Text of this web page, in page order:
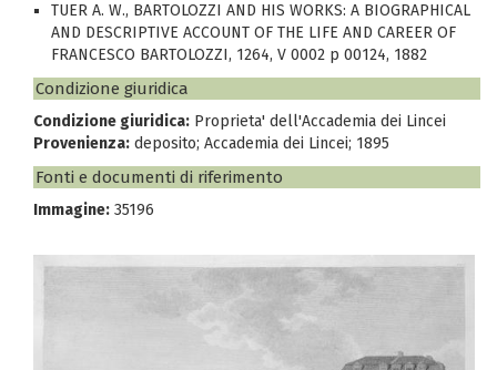
TUER A. W., BARTOLOZZI AND HIS WORKS: A BIOGRAPHICAL
AND DESCRIPTIVE ACCOUNT OF THE LIFE AND CAREER OF
FRANCESCO BARTOLOZZI, 1264, V 0002 p 00124, 1882
Condizione giuridica
Condizione giuridica: Proprieta' dell'Accademia dei Lincei
Provenienza: deposito; Accademia dei Lincei; 1895
Fonti e documenti di riferimento
Immagine: 35196